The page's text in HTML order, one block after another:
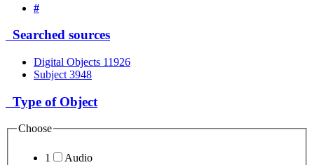
#
Searched sources
Digital Objects 11926
Subject 3948
Type of Object
Choose
1
Audio